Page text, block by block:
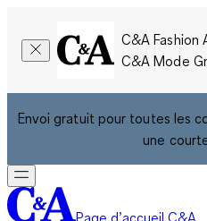
C&A Fashion
C&A Mode
Envoi gratuit pour toutes les
une
Page d’accueil C&A